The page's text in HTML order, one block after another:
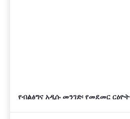
የብልፅግና አዲሱ መንገድ፡ የመደመር ርዕዮት